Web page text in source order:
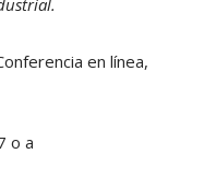
en línea,
o a